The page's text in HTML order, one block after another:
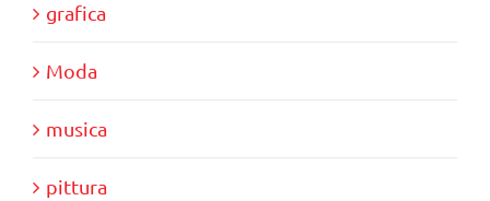
grafica
Moda
musica
pittura